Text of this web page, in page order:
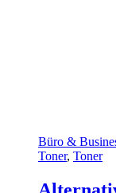
Büro &
Toner, Toner